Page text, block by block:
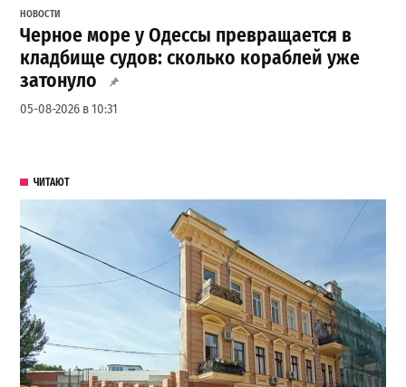
НОВОСТИ
Черное море у Одессы превращается в
кладбище судов: сколько кораблей уже
затонуло
05-08-2026 в 10:31
ЧИТАЮТ